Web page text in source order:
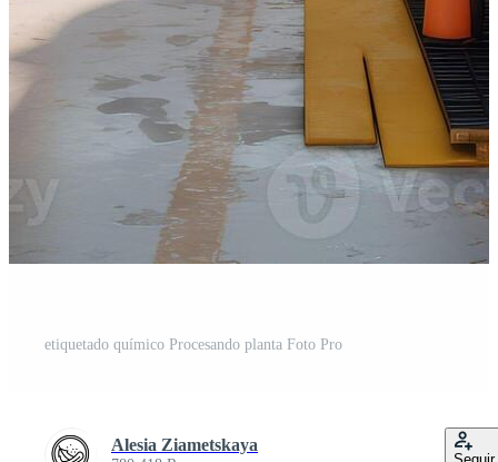
etiquetado químico Procesando planta Foto Pro
Alesia Ziametskaya